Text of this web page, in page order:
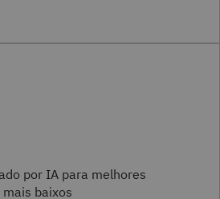
por IA para melhores
baixos